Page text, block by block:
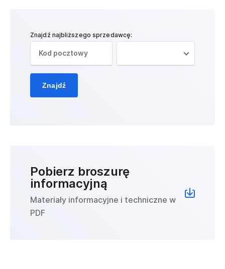
Znajdź najbliższego sprzedawcę:
Znajdź
Pobierz broszurę
informacyjną
Materiały informacyjne i techniczne w
PDF